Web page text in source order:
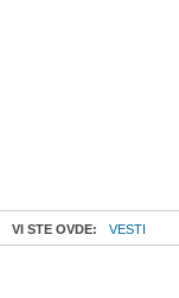
VI STE OVDE: VESTI